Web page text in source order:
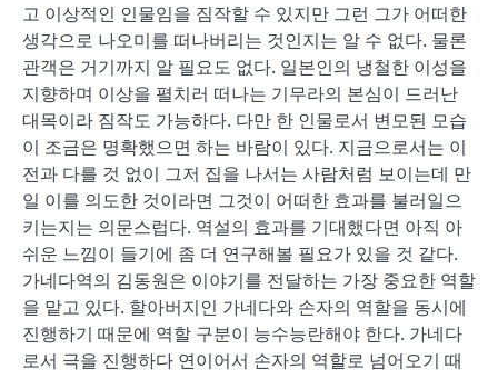
고 이상적인 인물임을 짐작할 수 있지만 그런 그가 어떠한
생각으로 나오미를 떠나버리는 것인지는 알 수 없다. 물론
관객은 거기까지 알 필요도 없다. 일본인의 냉철한 이성을
지향하며 이상을 펼치러 떠나는 기무라의 본심이 드러난
대목이라 짐작도 가능하다. 다만 한 인물로서 변모된 모습
이 조금은 명확했으면 하는 바람이 있다. 지금으로서는 이
전과 다를 것 없이 그저 집을 나서는 사람처럼 보이는데 만
일 이를 의도한 것이라면 그것이 어떠한 효과를 불러일으
키는지는 의문스럽다. 역설의 효과를 기대했다면 아직 아
쉬운 느낌이 들기에 좀 더 연구해볼 필요가 있을 것 같다.
가네다역의 김동원은 이야기를 전달하는 가장 중요한 역할
을 맡고 있다. 할아버지인 가네다와 손자의 역할을 동시에
진행하기 때문에 역할 구분이 능수능란해야 한다. 가네다
로서 극을 진행하다 연이어서 손자의 역할로 넘어오기 때